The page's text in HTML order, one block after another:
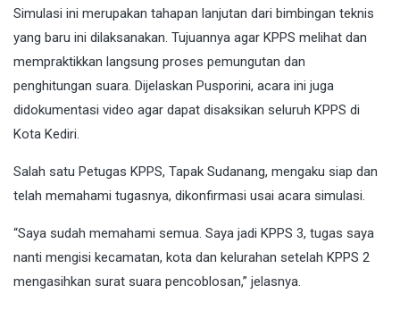
Simulasi ini merupakan tahapan lanjutan dari bimbingan teknis
yang baru ini dilaksanakan. Tujuannya agar KPPS melihat dan
mempraktikkan langsung proses pemungutan dan
penghitungan suara. Dijelaskan Pusporini, acara ini juga
didokumentasi video agar dapat disaksikan seluruh KPPS di
Kota Kediri.
Salah satu Petugas KPPS, Tapak Sudanang, mengaku siap dan
telah memahami tugasnya, dikonfirmasi usai acara simulasi.
“Saya sudah memahami semua. Saya jadi KPPS 3, tugas saya
nanti mengisi kecamatan, kota dan kelurahan setelah KPPS 2
mengasihkan surat suara pencoblosan,” jelasnya.